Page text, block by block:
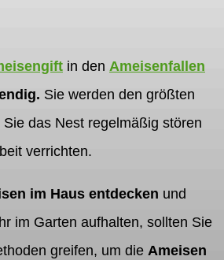
in den Ameisenfallen
Sie werden den größten
das Nest regelmäßig stören
verrichten.
im Haus entdecken und
im Garten aufhalten, sollten Sie
greifen, um die Ameisen